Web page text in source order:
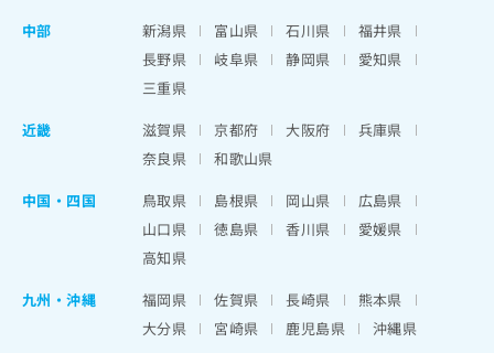
中部
新潟県 富山県 石川県
福井県
長野県
岐阜県 静岡県
愛知県
三重県
近畿
滋賀県 京都府 大阪府
兵庫県
奈良県
和歌山県
中国・四国
鳥取県 島根県 岡山県
広島県
山口県
徳島県 香川県
愛媛県
高知県
九州・沖縄
福岡県 佐賀県 長崎県
熊本県
大分県
宮崎県 鹿児島県 沖縄県